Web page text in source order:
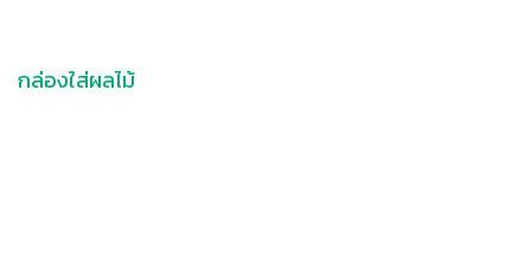
กล่องใส่ผลไม้